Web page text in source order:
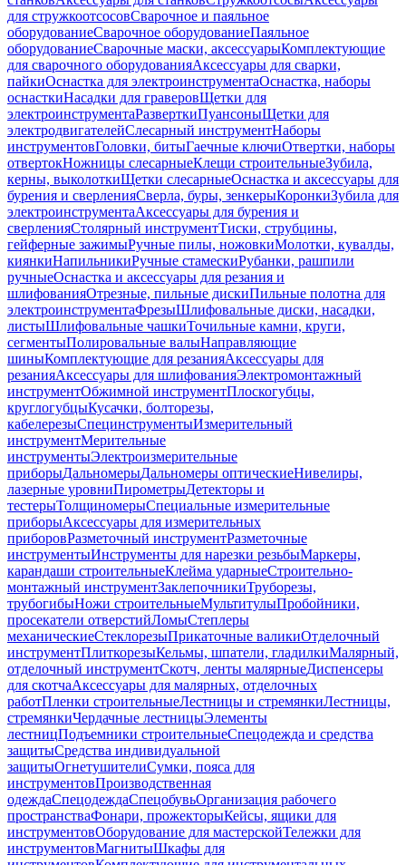
для стружкоотсосовСварочное и паяльное
оборудованиеСварочное оборудованиеПаяльное
оборудованиеСварочные маски, аксессуарыКомплектующие
для сварочного оборудованияАксессуары для сварки,
пайкиОснастка для электроинструментаОснастка, наборы
оснасткиНасадки для граверовЩетки для
электроинструментаРазверткиПуансоныЩетки для
электродвигателейСлесарный инструментНаборы
инструментовГоловки, битыГаечные ключиОтвертки, наборы
отвертокНожницы слесарныеКлещи строительныеЗубила,
керны, выколоткиЩетки слесарныеОснастка и аксессуары для
бурения и сверленияСверла, буры, зенкерыКоронкиЗубила для
электроинструментаАксессуары для бурения и
сверленияСтолярный инструментТиски, струбцины,
гейферные зажимыРучные пилы, ножовкиМолотки, кувалды,
киянкиНапильникиРучные стамескиРубанки, рашпили
ручныеОснастка и аксессуары для резания и
шлифованияОтрезные, пильные дискиПильные полотна для
электроинструментаФрезыШлифовальные диски, насадки,
листыШлифовальные чашкиТочильные камни, круги,
сегментыПолировальные валыНаправляющие
шиныКомплектующие для резанияАксессуары для
резанияАксессуары для шлифованияЭлектромонтажный
инструментОбжимной инструментПлоскогубцы,
круглогубцыКусачки, болторезы,
кабелерезыСпецинструментыИзмерительный
инструментМерительные
инструментыЭлектроизмерительные
приборыДальномерыДальномеры оптическиеНивелиры,
лазерные уровниПирометрыДетекторы и
тестерыТолщиномерыСпециальные измерительные
приборыАксессуары для измерительных
приборовРазметочный инструментРазметочные
инструментыИнструменты для нарезки резьбыМаркеры,
карандаши строительныеКлейма ударныеСтроительно-
монтажный инструментЗаклепочникиТруборезы,
трубогибыНожи строительныеМультитулыПробойники,
просекатели отверстийЛомыСтеплеры
механическиеСтеклорезыПрикаточные валикиОтделочный
инструментПлиткорезыКельмы, шпатели, гладилкиМалярный,
отделочный инструментСкотч, ленты малярныеДиспенсеры
для скотчаАксессуары для малярных, отделочных
работПленки строительныеЛестницы и стремянкиЛестницы,
стремянкиЧердачные лестницыЭлементы
лестницПодъемники строительныеСпецодежда и средства
защитыСредства индивидуальной
защитыОгнетушителиСумки, пояса для
инструментовПроизводственная
одеждаСпецодеждаСпецобувьОрганизация рабочего
пространстваФонари, прожекторыКейсы, ящики для
инструментовОборудование для мастерскойТележки для
инструментовМагнитыШкафы для